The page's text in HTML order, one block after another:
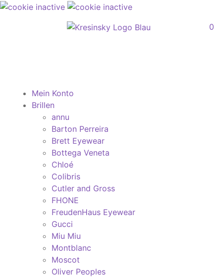
0
Mein Konto
Brillen
annu
Barton Perreira
Brett Eyewear
Bottega Veneta
Chloé
Colibris
Cutler and Gross
FHONE
FreudenHaus Eyewear
Gucci
Miu Miu
Montblanc
Moscot
Oliver Peoples